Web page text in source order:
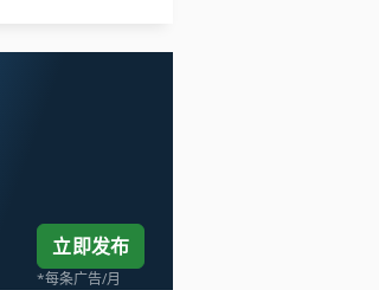
立即发布
*每条广告/月